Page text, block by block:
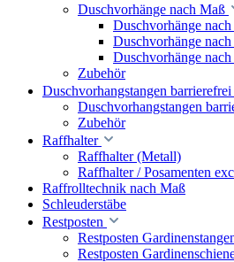
Duschvorhänge nach Maß
Duschvorhänge
Duschvorhänge
Duschvorhänge
Zubehör
Duschvorhangstangen barrierefrei
Duschvorhangstangen
Zubehör
Raffhalter
Raffhalter (Metall)
Raffhalter / Posamenten
Raffrolltechnik nach Maß
Schleuderstäbe
Restposten
Restposten
Restposten